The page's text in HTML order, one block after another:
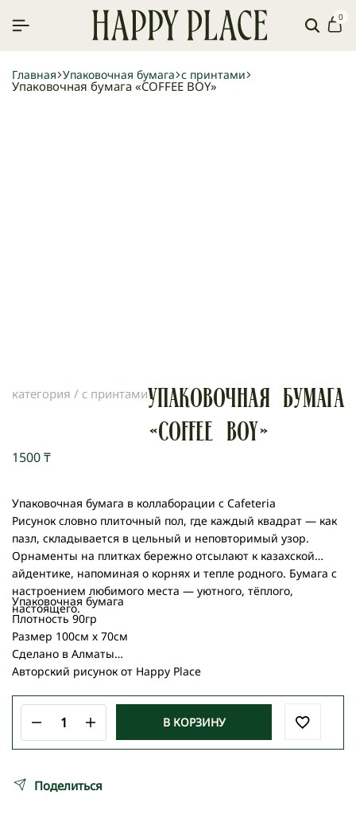
Поиск
0
Главная Упаковочная бумага с принтами
Упаковочная бумага «COFFEE BOY»
категория / с принтамиУпаковочная бумага
«COFFEE BOY»
1500₸
Упаковочная бумага в коллаборации с Cafeteria
Рисунок словно плиточный пол, где каждый квадрат — как
пазл, складывается в цельный и неповторимый узор.
Орнаменты на плитках бережно отсылают к казахской
айдентике, напоминая о корнях и тепле родного. Бумага с
настроением любимого места — уютного, тёплого,
настоящего.
Упаковочная бумага
Плотность 90гр
Размер 100см х 70см
Сделано в Алматы
Авторский рисунок от Happy Place
Количество
товара
Упаковочная
«COFFEE
BOY»
В КОРЗИНУ
Поделиться